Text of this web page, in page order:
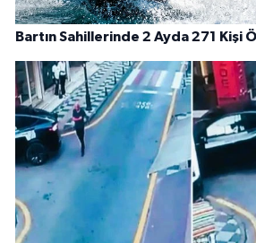
Bartın Sahillerinde 2 Ayda 271 Kişi